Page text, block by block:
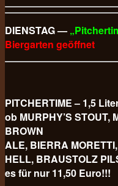
DIENSTAG —
Biergarten geöffnet
PITCHERTIME – 1,5
ob MURPHY’S STOUT,
BROWN
ALE, BIERRA
HELL, BRAUSTOLZ
es für nur 11,50 Euro!!!